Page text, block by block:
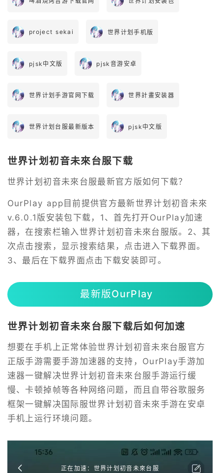
project sekai 世界计划手机版
pjsk中文版 pjsk音游安卓
世界计划手游官网下载 世界計畫安装器
世界计划台服最新版本 pjsk中文版
世界计划初音未來台服下载
世界计划初音未來台服最新官方版如何下载？
OurPlay app目前提供官方最新世界计划初音未來
v.6.0.1版安装包下载，1、首先打开OurPlay加速
器，在搜索栏输入世界计划初音未來台服版。2、其
次点击搜索，显示搜索结果，点击进入下载界面。
3、最后在下载界面点击下载安装即可。
最新版OurPlay
世界计划初音未來台服下载后如何加速
想要在手机上正常体验世界计划初音未來台服官方
正版手游需要手游加速器的支持，OurPlay手游加
速器一键解决世界计划初音未來台服手游运行缓
慢、卡顿掉帧等各种网络问题，而且自带谷歌服务
框架一键解决国际服世界计划初音未來手游在安卓
手机上运行环境问题。
正在加速：世界计划初音未來台服